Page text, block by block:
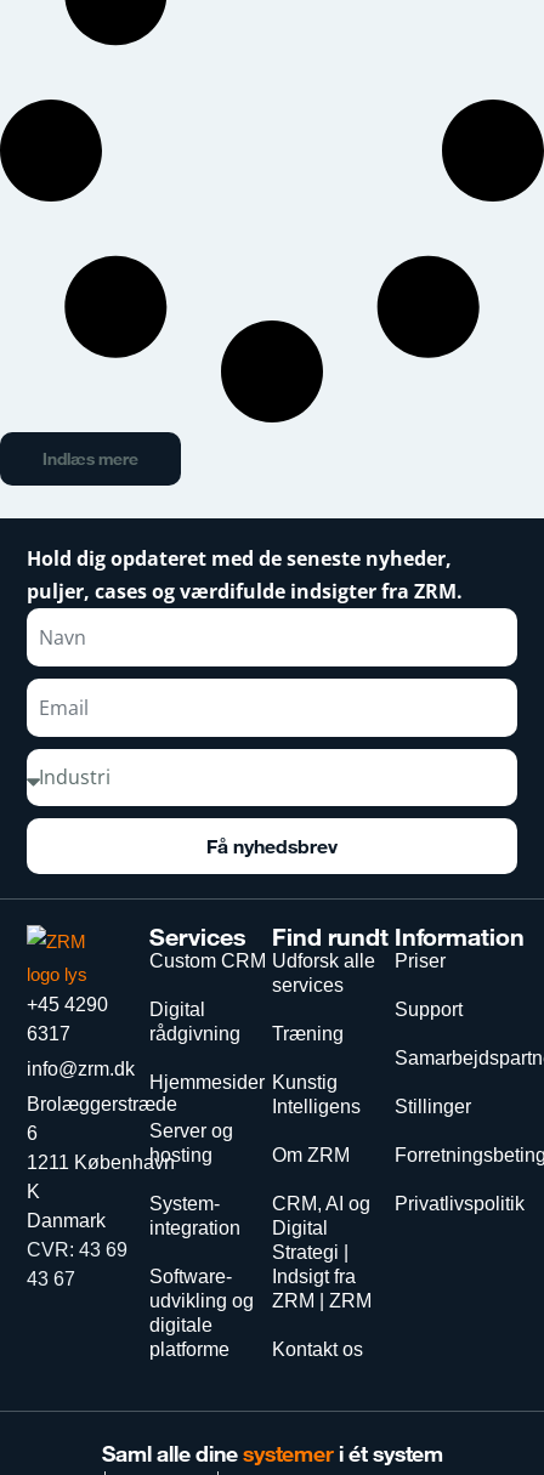
Indlæs mere
Hold dig opdateret med de seneste nyheder,
puljer, cases og værdifulde indsigter fra ZRM.
Få nyhedsbrev
+45 4290
6317
info@zrm.dk
Brolæggerstræde
6
1211 København
K
Danmark
CVR: 43 69
43 67
Services
Custom CRM
Digital
rådgivning
Hjemmesider
Server og
hosting
System-
integration
Software-
udvikling og
digitale
platforme
Find rundt
Udforsk alle
services
Træning
Kunstig
Intelligens
Om ZRM
CRM, AI og
Digital
Strategi |
Indsigt fra
ZRM | ZRM
Kontakt os
Information
Priser
Support
Stillinger
Privatlivspolitik
Saml alle dinesystemeri ét system